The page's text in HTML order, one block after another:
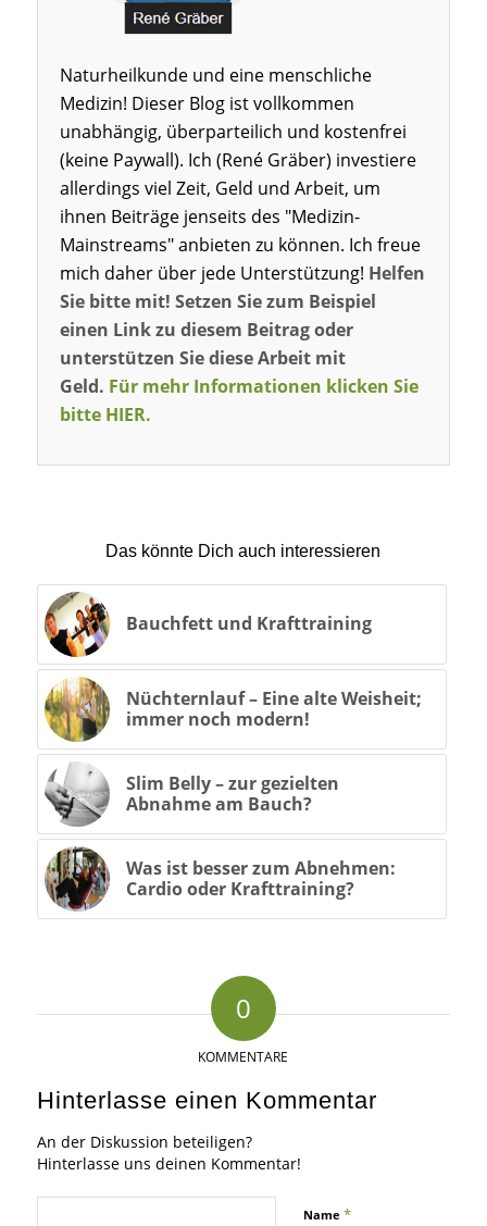
Naturheilkunde und eine menschliche
Medizin! Dieser Blog ist vollkommen
unabhängig, überparteilich und kostenfrei
(keine Paywall). Ich (René Gräber) investiere
allerdings viel Zeit, Geld und Arbeit, um
ihnen Beiträge jenseits des "Medizin-
Mainstreams" anbieten zu können. Ich freue
mich daher über jede Unterstützung! Helfen
Sie bitte mit! Setzen Sie zum Beispiel
einen Link zu diesem Beitrag oder
unterstützen Sie diese Arbeit mit
Geld. Für mehr Informationen klicken Sie
bitte HIER.
Das könnte Dich auch interessieren
Bauchfett und Krafttraining
Nüchternlauf – Eine alte Weisheit;
immer noch modern!
Slim Belly – zur gezielten
Abnahme am Bauch?
Was ist besser zum Abnehmen:
Cardio oder Krafttraining?
0
KOMMENTARE
Hinterlasse einen Kommentar
An der Diskussion beteiligen?
Hinterlasse uns deinen Kommentar!
Name *